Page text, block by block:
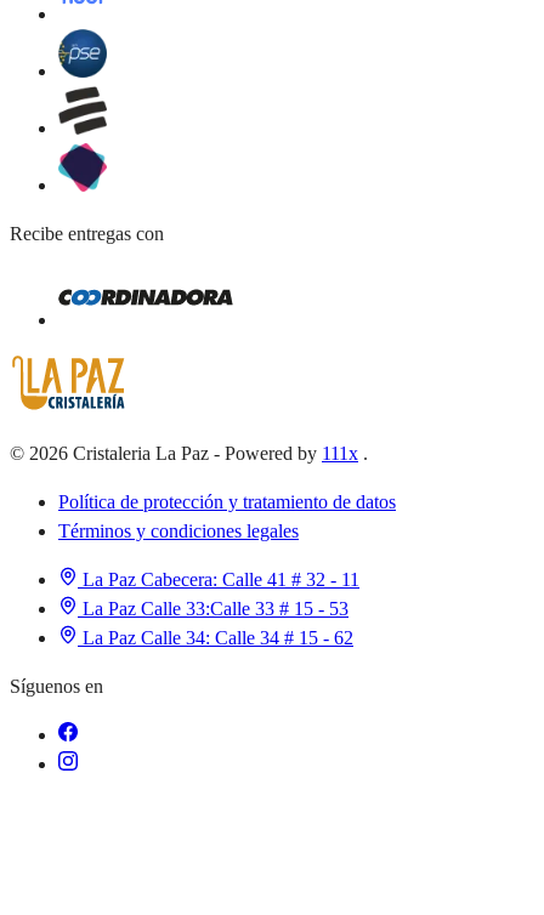
Recibe entregas con
© 2026 Cristaleria La Paz - Powered by 111x .
Política de protección y tratamiento de datos
Términos y condiciones legales
La Paz Cabecera: Calle 41 # 32 - 11
La Paz Calle 33:Calle 33 # 15 - 53
La Paz Calle 34: Calle 34 # 15 - 62
Síguenos en